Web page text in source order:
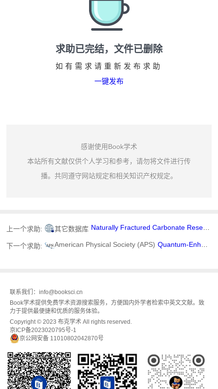
求助已完结，文件已删除
如有需求请重新发布求助
一键发布
感谢使用Book学术
本站所有文献仅供个人学习和参考，请勿将文件进行传
播。共同遵守网站规定和相关知识产权规定。
上一个求助: 其它数据库 Naturally Fractured Carbonate Reservoir Characterization: A Case Study of a Mature High-Pour Point Oil Field in Hungary
下一个求助: American Physical Society (APS) Quantum-Enhanced Quickest Change Detection of Transmission Loss
联系我们：info@booksci.cn
Book学术提供免费学术资源搜索服务，方便国内外学者检索中英文文献。致
力于提供最便捷和优质的服务体验。
Copyright © 2023 布克学术 All rights reserved.
京ICP备2023020795号-1
京公网安备 11010802042870号